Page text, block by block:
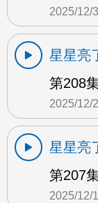
2025/12/
星星亮
第208
2025/12/
星星亮
第207
2025/12/